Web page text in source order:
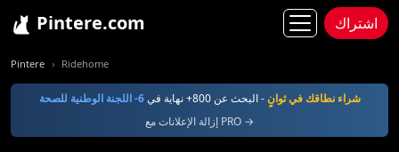
Pintere.com اشتراك
Pintere Ridehome
شراء نطاقك في ثوانٍ- البحث عن 800+ نهاية في
6- اللجنة الوطنية للصحة
إزالة الإعلانات مع PRO →